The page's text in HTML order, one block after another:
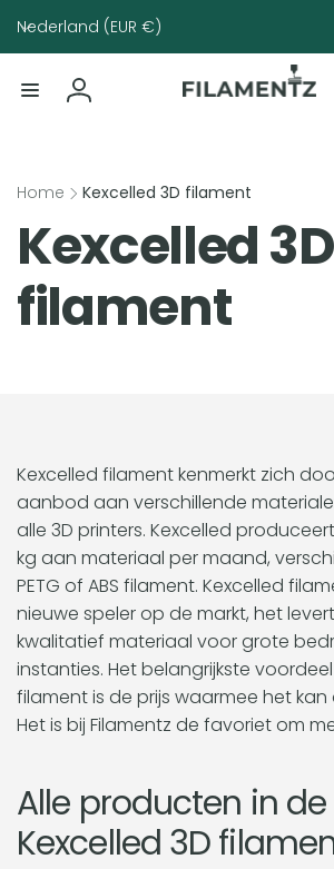
naar de
Nederland (EUR €)
Inloggen
Home Kexcelled 3D filament
C
o
e
c
t
i
e
:
Kexcelled 3D
filament
Kexcelled filament kenmerkt zich
aanbod aan verschillende
alle 3D printers. Kexcelled
kg aan materiaal per maand,
PETG of ABS filament. Kexcelled
nieuwe speler op de markt, het
kwalitatief materiaal voor grote
instanties. Het belangrijkste
filament is de prijs waarmee het
Het is bij Filamentz de favoriet om
Alle producten in
Kexcelled 3D